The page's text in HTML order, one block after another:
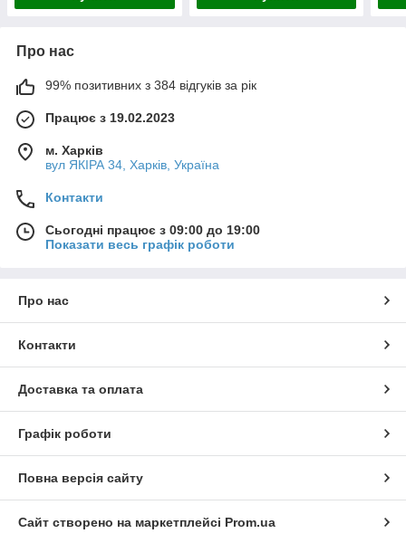
Про нас
99% позитивних з 384 відгуків за рік
Працює з 19.02.2023
м. Харків
вул ЯКІРА 34, Харків, Україна
Контакти
Сьогодні працює з 09:00 до 19:00
Показати весь графік роботи
Про нас
Контакти
Доставка та оплата
Графік роботи
Повна версія сайту
Сайт створено на маркетплейсі Prom.ua